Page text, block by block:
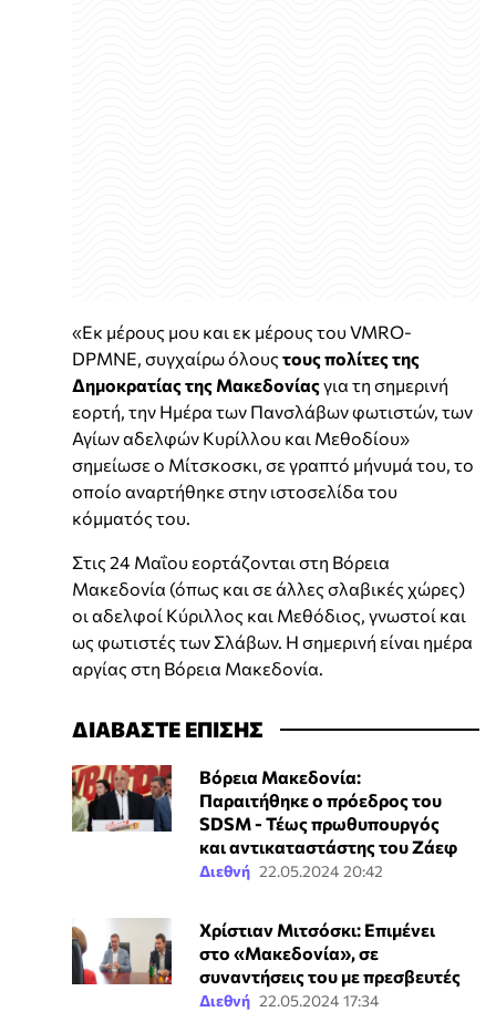
«Εκ μέρους μου και εκ μέρους του VMRO-
DPMNE, συγχαίρω όλους τους πολίτες της
Δημοκρατίας της Μακεδονίαςγια τη σημερινή
εορτή, την Ημέρα των Πανσλάβων φωτιστών, των
Αγίων αδελφών Κυρίλλου και Μεθοδίου»
σημείωσε ο Μίτσκοσκι, σε γραπτό μήνυμά του, το
οποίο αναρτήθηκε στην ιστοσελίδα του
κόμματός του.
Στις 24 Μαΐου εορτάζονται στη Βόρεια
Μακεδονία (όπως και σε άλλες σλαβικές χώρες)
οι αδελφοί Κύριλλος και Μεθόδιος, γνωστοί και
ως φωτιστές των Σλάβων. Η σημερινή είναι ημέρα
αργίας στη Βόρεια Μακεδονία.
ΔΙΑΒΑΣΤΕ ΕΠΙΣΗΣ
Βόρεια Μακεδονία:
Παραιτήθηκε ο πρόεδρος του
SDSM - Τέως πρωθυπουργός
και αντικαταστάστης του Ζάεφ
Διεθνή 22.05.2024 20:42
Χρίστιαν Μιτσόσκι: Επιμένει
στο «Μακεδονία», σε
συναντήσεις του με πρεσβευτές
Διεθνή 22.05.2024 17:34